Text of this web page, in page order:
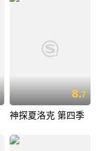
8.7
神探夏洛克 第四季